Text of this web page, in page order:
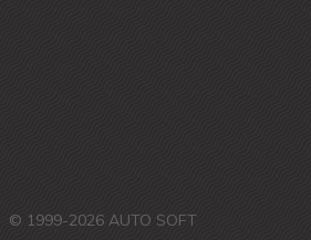
© 1999-2026 AUTO SOFT